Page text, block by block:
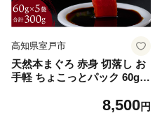
高知県室戸市
天然本まぐろ 赤身 切落し お
手軽 ちょこっとパック 60g×
イズ 切り落とし お刺身 魚介
8,500円